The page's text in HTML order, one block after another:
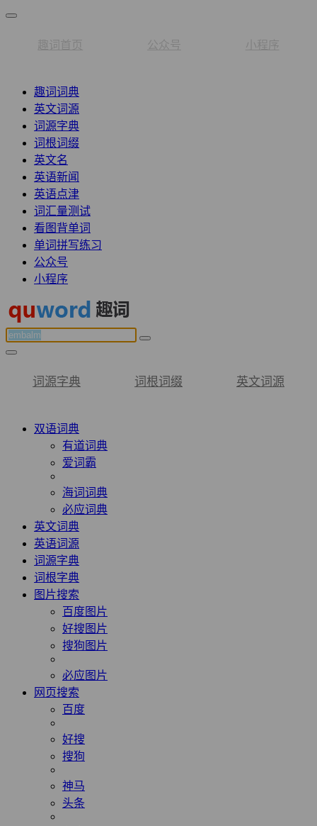
趣词首页 公众号 小程序
趣词词典
英文词源
词源字典
词根词缀
英文名
英语新闻
英语点津
词汇量测试
看图背单词
单词拼写练习
公众号
小程序
词源字典 词根词缀 英文词源
双语词典
有道词典
爱词霸
海词词典
必应词典
英文词典
英语词源
词源字典
词根字典
图片搜索
百度图片
好搜图片
搜狗图片
必应图片
网页搜索
百度
好搜
搜狗
神马
头条